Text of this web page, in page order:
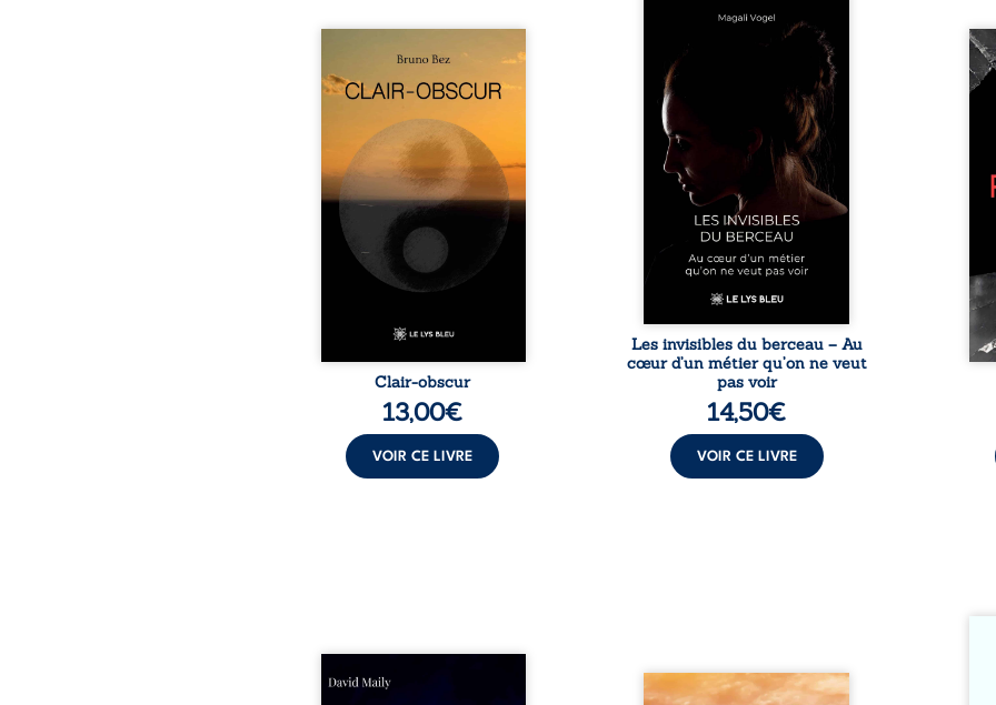
Composé en alexandrins, Clair-
obscur aborde la spiritualité,
les relations humaines, la
partir d’expériences
personnelles. Entre clarté et
obscurité, les poèmes
traduisent les observations et
les ressentis façonnés au fil
d’une vie. Ils portent un regard
sensible sur l’existence et le
monde contemporain, invitant
chacun à questionner ses ...
Clair-obscur
13,00€
VOIR CE LIVRE
Qui prend soin de celles et
ceux auxquels nous confions
nos enfants ? Derrière la
douceur apparente des
maisons d’accueil se joue une
réalité que nul ne soupçonne :
rémunérations dérisoires,
solitude, épuisement,
responsabilités écrasantes… À
travers des témoignages
saisissants et sa propre
expérience, Magali Vogel lève
le voile sur les coulisses d’une ...
Les invisibles du berceau – Au
cœur d’un métier qu’on ne veut
pas voir
14,50€
VOIR CE LIVRE
ce
être
une
Né dans un milieu populaire où
la violence et les fractures
Revenge est à la tête des
si